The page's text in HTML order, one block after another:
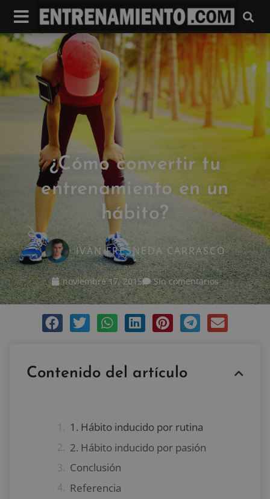
¿Cómo convertir tu
entrenamiento en un
hábito?
IVAN FRESNEDA CARRASCO
noviembre 17, 2015 Sin comentarios
Contenido del artículo
1. Hábito inducido por rutina
2. Hábito inducido por pasión
Conclusión
Referencia